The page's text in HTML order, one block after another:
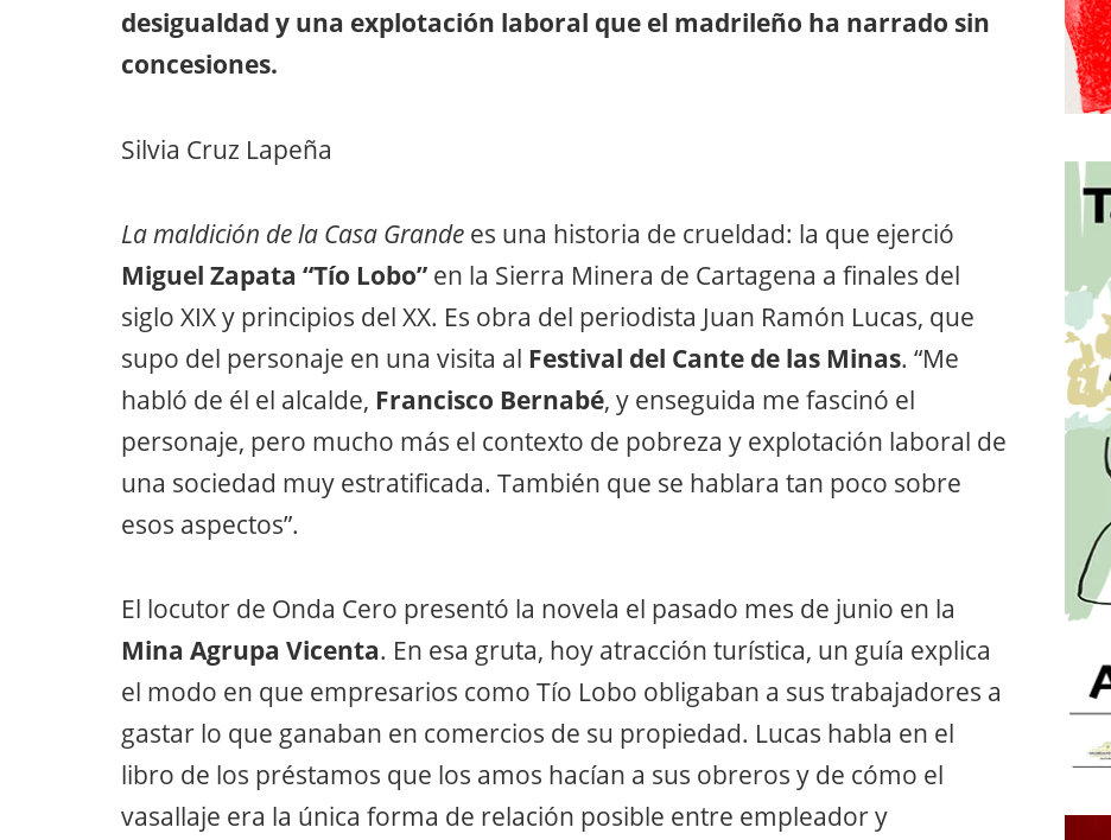
desigualdad y una explotación laboral que el madrileño ha narrado sin
concesiones.
Silvia Cruz Lapeña
La maldición de la Casa Grande es una historia de crueldad: la que ejerció
Miguel Zapata “Tío Lobo” en la Sierra Minera de Cartagena a finales del
siglo XIX y principios del XX. Es obra del periodista Juan Ramón Lucas, que
supo del personaje en una visita al Festival del Cante de las Minas. “Me
habló de él el alcalde, Francisco Bernabé, y enseguida me fascinó el
personaje, pero mucho más el contexto de pobreza y explotación laboral de
una sociedad muy estratificada. También que se hablara tan poco sobre
esos aspectos”.
El locutor de Onda Cero presentó la novela el pasado mes de junio en la
Mina Agrupa Vicenta. En esa gruta, hoy atracción turística, un guía explica
el modo en que empresarios como Tío Lobo obligaban a sus trabajadores a
gastar lo que ganaban en comercios de su propiedad. Lucas habla en el
libro de los préstamos que los amos hacían a sus obreros y de cómo el
vasallaje era la única forma de relación posible entre empleador y